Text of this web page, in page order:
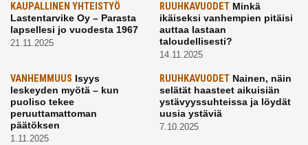
KAUPALLINEN YHTEISTYÖ
Lastentarvike Oy – Parasta
lapsellesi jo vuodesta 1967
21.11.2025
RUUHKAVUODETMinkä
ikäiseksi vanhempien pitäisi
auttaa lastaan
taloudellisesti?
14.11.2025
VANHEMMUUS Isyys
leskeyden myötä – kun
puoliso tekee
peruuttamattoman
päätöksen
1.11.2025
RUUHKAVUODETNainen, näin
selätät haasteet aikuisiän
ystävyyssuhteissa ja löydät
uusia ystäviä
7.10.2025